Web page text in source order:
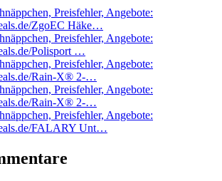
Preisfehler, Angebote:
ZgoEC Häke…
Preisfehler, Angebote:
Polisport …
Preisfehler, Angebote:
Rain-X® 2-…
Preisfehler, Angebote:
Rain-X® 2-…
Preisfehler, Angebote:
FALARY Unt…